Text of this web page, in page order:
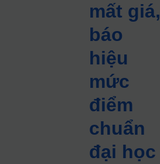
mất giá,
báo
hiệu
mức
điểm
chuẩn
đại học